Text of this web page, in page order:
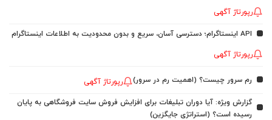
رپورتاژ آگهی
API اینستاگرام؛ دسترسی آسان، سریع و بدون محدودیت به اطلاعات اینستاگرام
رپورتاژ آگهی
رم سرور چیست؟ (اهمیت رم در سرور) رپورتاژ آگهی
گزارش ویژه: آیا دوران تبلیغات برای افزایش فروش سایت فروشگاهی به پایان
رسیده است؟ (استراتژی جایگزین)